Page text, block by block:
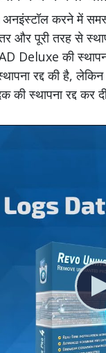
करने में
पूरी तरह से
Deluxe की
रद्द की है,
स्थापना रद्द कर